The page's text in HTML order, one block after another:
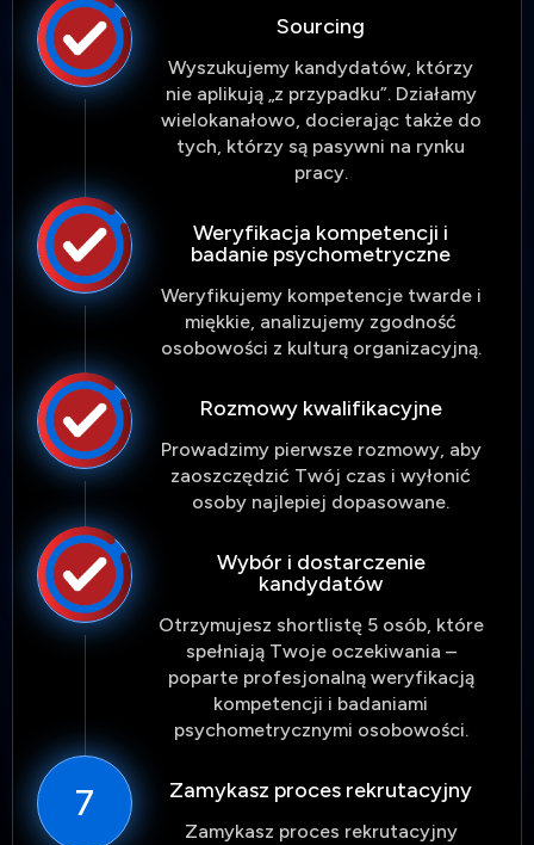
Sourcing
Wyszukujemy kandydatów, którzy
nie aplikują „z przypadku”. Działamy
wielokanałowo, docierając także do
tych, którzy są pasywni na rynku
pracy.
Weryfikacja kompetencji i
badanie psychometryczne
Weryfikujemy kompetencje twarde i
miękkie, analizujemy zgodność
osobowości z kulturą organizacyjną.
Rozmowy kwalifikacyjne
Prowadzimy pierwsze rozmowy, aby
zaoszczędzić Twój czas i wyłonić
osoby najlepiej dopasowane.
Wybór i dostarczenie
kandydatów
Otrzymujesz shortlistę 5 osób, które
spełniają Twoje oczekiwania –
poparte profesjonalną weryfikacją
kompetencji i badaniami
psychometrycznymi osobowości.
7 Zamykasz proces rekrutacyjny
Zamykasz proces rekrutacyjny